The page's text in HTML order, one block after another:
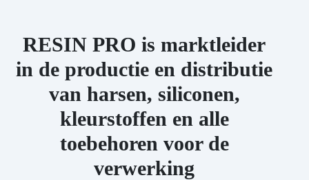
RESIN PRO is marktleider
in de productie en distributie
van harsen, siliconen,
kleurstoffen en alle
toebehoren voor de
verwerking